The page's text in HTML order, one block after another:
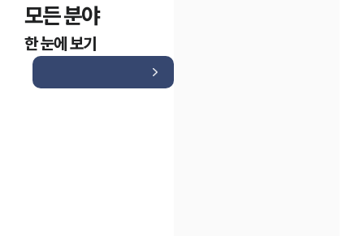
모든 분야
한 눈에 보기